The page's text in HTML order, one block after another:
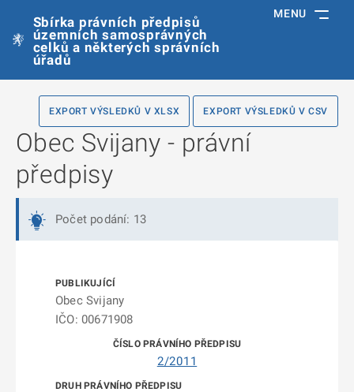
Sbírka právních předpisů
územních samosprávných
celků a některých správních
úřadů
MENU
EXPORT VÝSLEDKŮ V XLSX EXPORT VÝSLEDKŮ V CSV
Obec Svijany - právní
předpisy
Počet podání: 13
Obec Svijany
IČO: 00671908
2/2011